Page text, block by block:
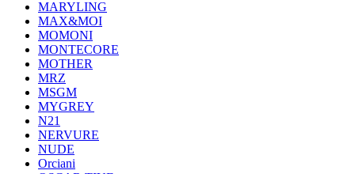
MARYLING
MAX&MOI
MOMONI
MONTECORE
MOTHER
MRZ
MSGM
MYGREY
N21
NERVURE
NUDE
Orciani